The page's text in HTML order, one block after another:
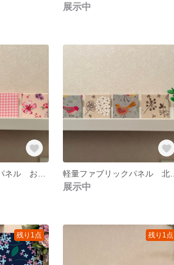
展示中
軽量ファブリックパネル 北欧小鳥&北欧小花4枚
展示中
残り1点 残り1点